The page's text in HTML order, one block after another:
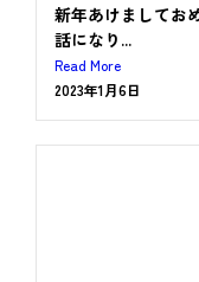
新年あけましてお
話になり...
Read More
2023年1月6日